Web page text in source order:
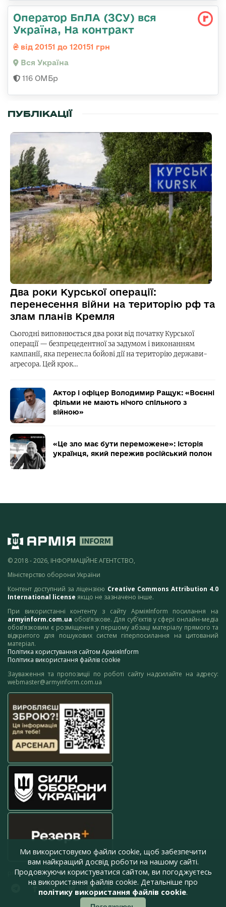
Оператор БпЛА (ЗСУ) вся
Україна, На контракт
від 20151 до 120151 грн
Вся Україна
116 ОМБр
ПУБЛІКАЦІЇ
Два роки Курської операції:
перенесення війни на територію рф та
злам планів Кремля
Сьогодні виповнюється два роки від початку Курської
операції — безпрецедентної за задумом і виконанням
кампанії, яка перенесла бойові дії на територію держави-
агресора. Цей крок…
Актор і офіцер Володимир Ращук: «Воєнні
фільми не мають нічого спільного з
війною»
«Це зло має бути переможене»: історія
українця, який пережив російський полон
© 2018 - 2026, ІНФОРМАЦІЙНЕ АГЕНТСТВО,
Міністерство оборони України
Контент доступний за ліцензією Creative Commons Attribution 4.0
International license якщо не зазначено інше.
При використанні контенту з сайту АрміяInform посилання на
armyinform.com.ua обов’язкове. Для суб’єктів у сфері онлайн-медіа
обов’язковим є розміщення у першому абзаці матеріалу прямого та
відкритого для пошукових систем гіперпосилання на цитований
матеріал.
Політика користування сайтом АрміяInform
Політика використання файлів cookie
Зауваження та пропозиції по роботі сайту надсилайте на адресу:
webmaster@armyinform.com.ua
press@armyinform.com.ua
Ми використовуємо файли cookie, щоб забезпечити
вам найкращий досвід роботи на нашому сайті.
Продовжуючи користуватися сайтом, ви погоджуєтесь
на використання файлів cookie. Детальніше про
політику використання файлів cookie.